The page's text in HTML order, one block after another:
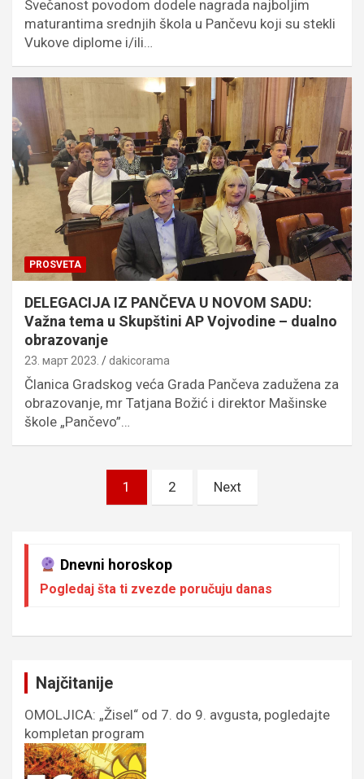
Svečanost povodom dodele nagrada najboljim
maturantima srednjih škola u Pančevu koji su stekli
Vukove diplome i/ili…
PROSVETA
DELEGACIJA IZ PANČEVA U NOVOM SADU:
Važna tema u Skupštini AP Vojvodine – dualno
obrazovanje
23. март 2023. dakicorama
Članica Gradskog veća Grada Pančeva zadužena za
obrazovanje, mr Tatjana Božić i direktor Mašinske
škole „Pančevo”…
Пагинација1 2 Next
Dnevni horoskop
Pogledaj šta ti zvezde poručuju danas
Najčitanije
OMOLJICA: „Žisel“ od 7. do 9. avgusta, pogledajte
kompletan program